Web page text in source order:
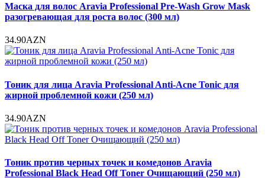
Маска для волос Aravia Professional Pre-Wash Grow Mask
разогревающая для роста волос (300 мл)
34.90AZN
Тоник для лица Aravia Professional Anti-Acne Tonic для
жирной проблемной кожи (250 мл)
34.90AZN
Тоник против черных точек и комедонов Aravia
Professional Black Head Off Toner Очищающий (250 мл)